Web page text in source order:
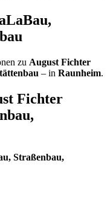
zu August Fichter
– in Raunheim.
Fichter
Straßenbau,